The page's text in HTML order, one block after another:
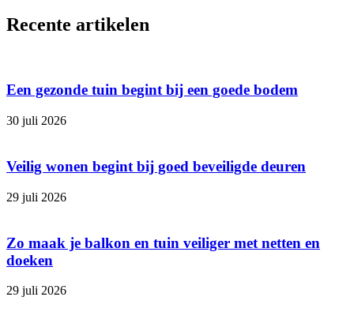
Recente artikelen
Een gezonde tuin begint bij een goede bodem
30 juli 2026
Veilig wonen begint bij goed beveiligde deuren
29 juli 2026
Zo maak je balkon en tuin veiliger met netten en
doeken
29 juli 2026